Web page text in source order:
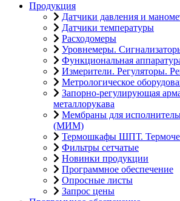
Продукция
Датчики давления и
Датчики температуры
Расходомеры
Уровнемеры.
Функциональная
Измерители. Регуляторы.
Метрологическое
Запорно-регулирующая
металлорукава
Мембраны для
(МИМ)
Термошкафы ШПТ.
Фильтры сетчатые
Новинки продукции
Программное обеспечение
Опросные листы
Запрос цены